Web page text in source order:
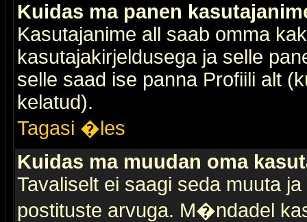
Kuidas ma panen
Kasutajanime all saab omma
kasutajakirjeldusega ja selle
selle saad ise panna Profiili alt
kelatud).
Tagasi �les
Kuidas ma muudan oma
Tavaliselt ei saagi seda muuta
postituste arvuga. M�ndadel